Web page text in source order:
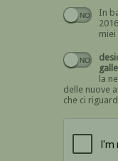
In
2016/
la
delle nuove
che ci